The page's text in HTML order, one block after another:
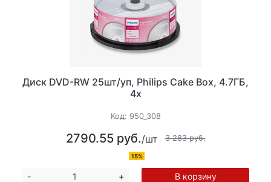
Диск DVD-RW 25шт/уп, Philips Cake Box, 4.7ГБ,
4х
Код: 950_308
2790.55 руб./шт 3 283 руб.
15%
- + В корзину